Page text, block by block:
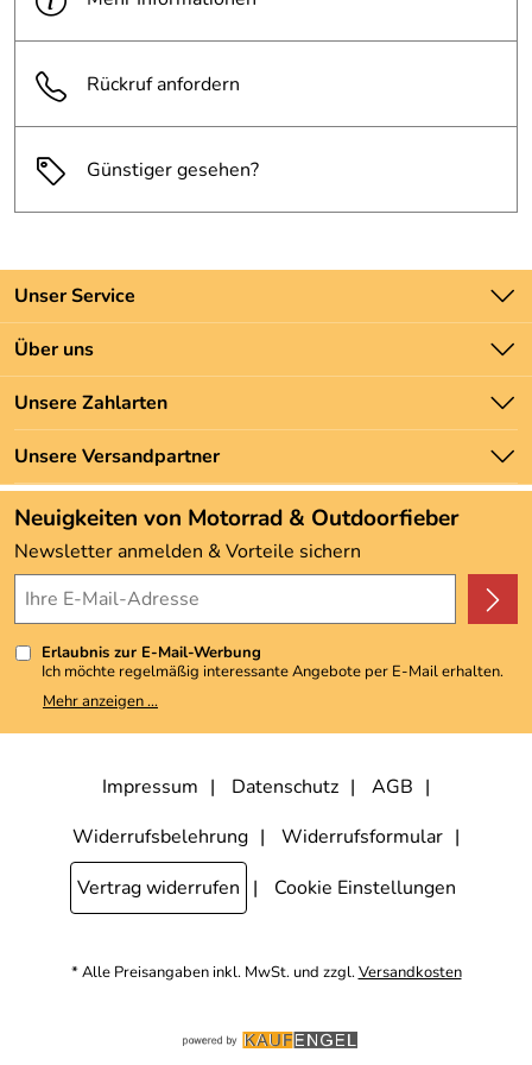
Rückruf anfordern
Günstiger gesehen?
Unser Service
Kontakt
Batteriegesetz
Newsletter
Zahlung und Versand
Über uns
Unsere Bestseller
Marken
Neu
Angebote
Kundenbewertungen (3.492)
4,9/5*****
Unsere Zahlarten
Unsere Versandpartner
Neuigkeiten von Motorrad & Outdoorfieber
Newsletter anmelden & Vorteile sichern
Erlaubnis zur E-Mail-Werbung
Ich möchte regelmäßig interessante Angebote per E-Mail erhalten.
Meine E-Mail-Adresse wird nicht an andere Unternehmen
weitergegeben. Zu statistischen Zwecken wird in anonymer Form
kann ich jederzeit mit Wirkung für die Zukunft widerrufen, indem ich
den Link "Abmelden" am Ende des Newsletters anklicke. Die
Mehr anzeigen ...
Impressum Datenschutz
AGB
Widerrufsbelehrung
Widerrufsformular
Vertrag widerrufen
Cookie Einstellungen
* Alle Preisangaben inkl. MwSt. und zzgl.Versandkosten